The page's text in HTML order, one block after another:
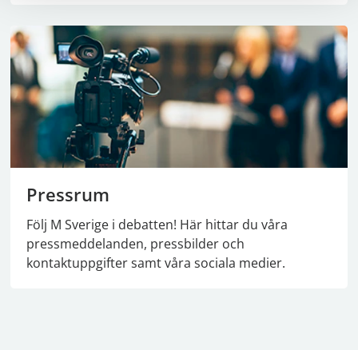
Pressrum
Följ M Sverige i debatten! Här hittar du våra
pressmeddelanden, pressbilder och
kontaktuppgifter samt våra sociala medier.